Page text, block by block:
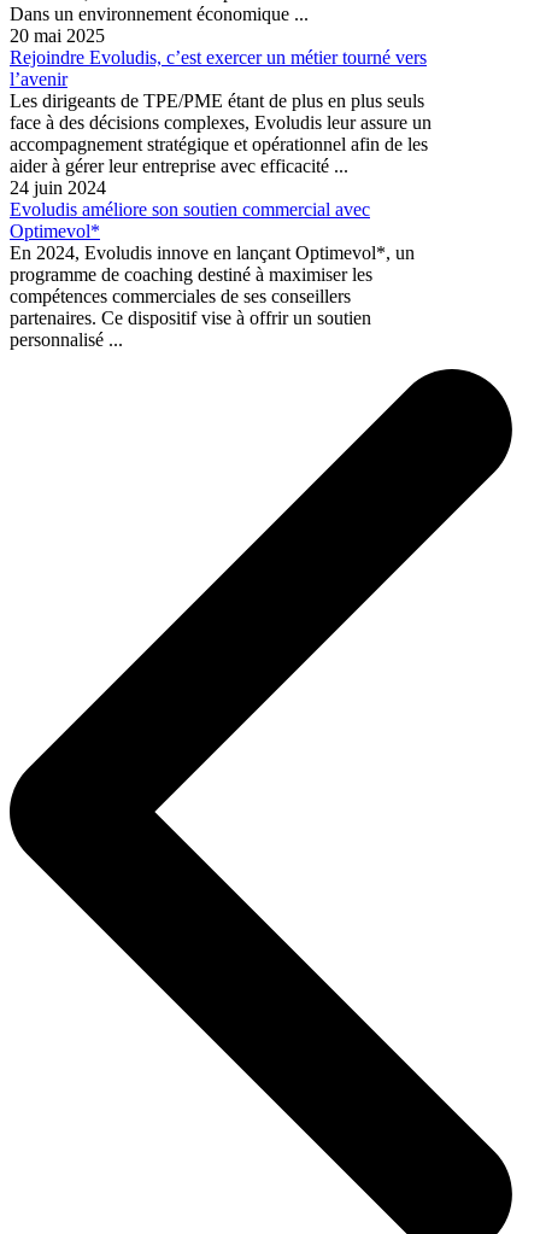
Dans un environnement économique ...
20 mai 2025
Rejoindre Evoludis, c’est exercer un métier tourné vers
l’avenir
Les dirigeants de TPE/PME étant de plus en plus seuls
face à des décisions complexes, Evoludis leur assure un
accompagnement stratégique et opérationnel afin de les
aider à gérer leur entreprise avec efficacité ...
24 juin 2024
Evoludis améliore son soutien commercial avec
Optimevol*
En 2024, Evoludis innove en lançant Optimevol*, un
programme de coaching destiné à maximiser les
compétences commerciales de ses conseillers
partenaires. Ce dispositif vise à offrir un soutien
personnalisé ...